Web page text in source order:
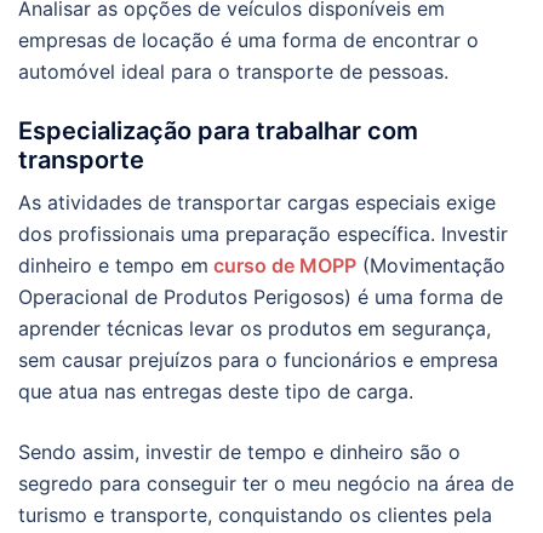
Analisar as opções de veículos disponíveis em
empresas de locação é uma forma de encontrar o
automóvel ideal para o transporte de pessoas.
Especialização para trabalhar com
transporte
As atividades de transportar cargas especiais exige
dos profissionais uma preparação específica. Investir
dinheiro e tempo em curso de MOPP (Movimentação
Operacional de Produtos Perigosos) é uma forma de
aprender técnicas levar os produtos em segurança,
sem causar prejuízos para o funcionários e empresa
que atua nas entregas deste tipo de carga.
Sendo assim, investir de tempo e dinheiro são o
segredo para conseguir ter o meu negócio na área de
turismo e transporte, conquistando os clientes pela